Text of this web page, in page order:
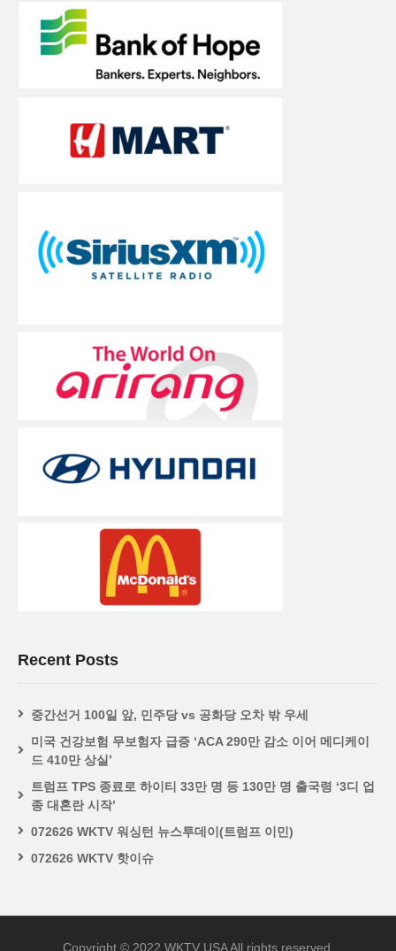
Recent Posts
중간선거 100일 앞, 민주당 vs 공화당 오차 밖 우세
미국 건강보험 무보험자 급증 ‘ACA 290만 감소 이어 메디케이
드 410만 상실’
트럼프 TPS 종료로 하이티 33만 명 등 130만 명 출국령 ‘3디 업
종 대혼란 시작’
072626 WKTV 워싱턴 뉴스투데이(트럼프 이민)
072626 WKTV 핫이슈
Copyright © 2022 WKTV USA All rights reserved.